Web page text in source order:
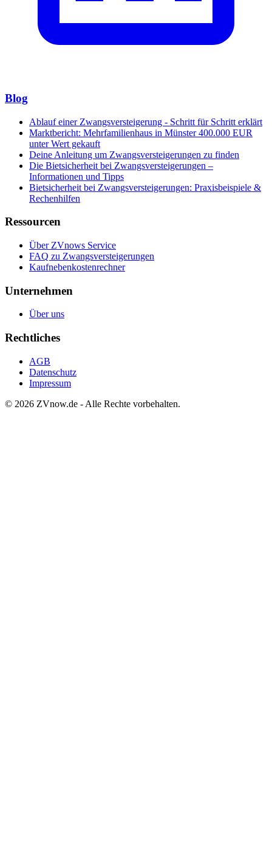
Blog
Ablauf einer Zwangsversteigerung - Schritt für Schritt erklärt
Marktbericht: Mehrfamilienhaus in Münster 400.000 EUR
unter Wert gekauft
Deine Anleitung um Zwangsversteigerungen zu finden
Die Bietsicherheit bei Zwangsversteigerungen –
Informationen und Tipps
Bietsicherheit bei Zwangsversteigerungen: Praxisbeispiele &
Rechenhilfen
Ressourcen
Über ZVnows Service
FAQ zu Zwangsversteigerungen
Kaufnebenkostenrechner
Unternehmen
Über uns
Rechtliches
AGB
Datenschutz
Impressum
© 2026 ZVnow.de - Alle Rechte vorbehalten.